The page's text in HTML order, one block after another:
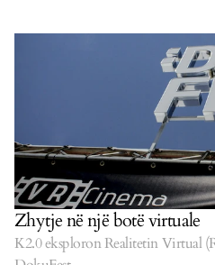
Zhytje në një botë virtuale
K2.0 eksploron Realitetin Virtual